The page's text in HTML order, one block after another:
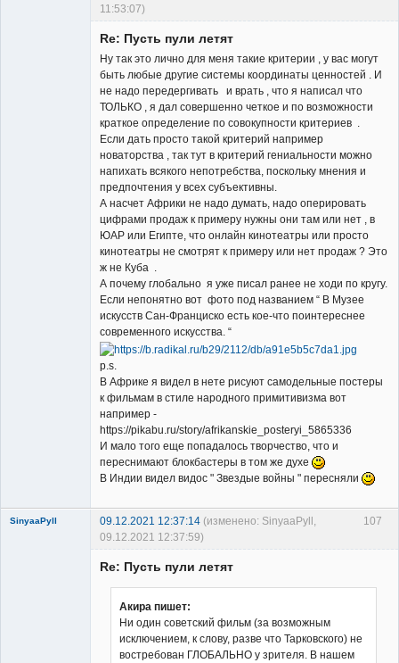
11:53:07)
Re: Пусть пули летят
Ну так это лично для меня такие критерии , у вас могут
быть любые другие системы координаты ценностей . И
не надо передергивать и врать , что я написал что
ТОЛЬКО , я дал совершенно четкое и по возможности
краткое определение по совокупности критериев .
Если дать просто такой критерий например
новаторства , так тут в критерий гениальности можно
напихать всякого непотребства, поскольку мнения и
предпочтения у всех субъективны.
А насчет Африки не надо думать, надо оперировать
цифрами продаж к примеру нужны они там или нет , в
ЮАР или Египте, что онлайн кинотеатры или просто
кинотеатры не смотрят к примеру или нет продаж ? Это
ж не Куба .
А почему глобально я уже писал ранее не ходи по кругу.
Если непонятно вот фото под названием “ В Музее
искусств Сан-Франциско есть кое-что поинтереснее
современного искусства. “
p.s.
В Африке я видел в нете рисуют самодельные постеры
к фильмам в стиле народного примитивизма вот
например -
https://pikabu.ru/story/afrikanskie_posteryi_5865336
И мало того еще попадалось творчество, что и
переснимают блокбастеры в том же духе
В Индии видел видос " Звездые войны " пересняли
107
SinyaaPyll 09.12.2021 12:37:14 (изменено: SinyaaPyll,
09.12.2021 12:37:59)
Re: Пусть пули летят
Акира пишет:
Ни один советский фильм (за возможным
исключением, к слову, разве что Тарковского) не
востребован ГЛОБАЛЬНО у зрителя. В нашем